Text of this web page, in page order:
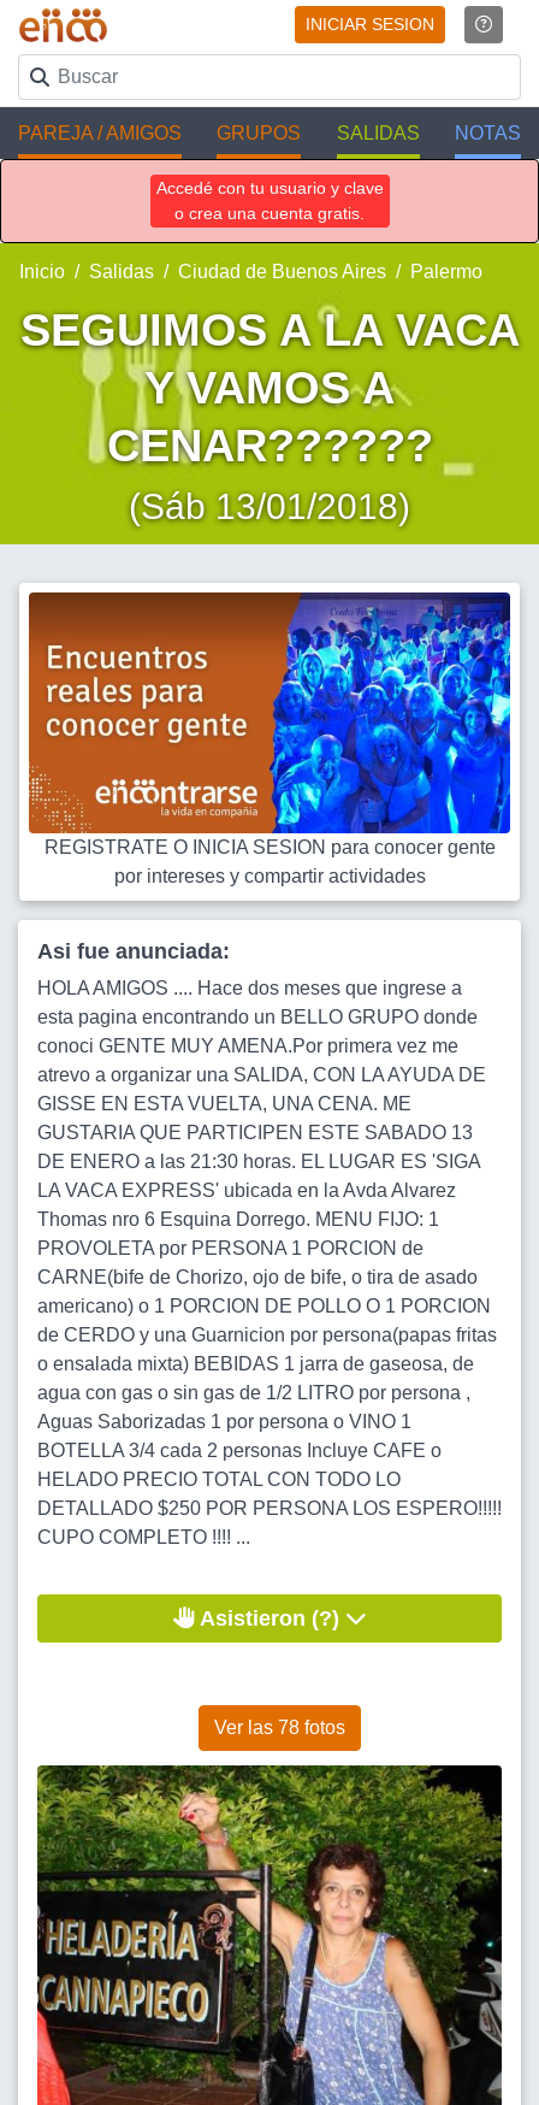
INICIAR SESION
PAREJA / AMIGOS GRUPOS SALIDAS NOTAS
Accedé con tu usuario y clave
o crea una cuenta gratis.
Inicio Salidas Ciudad de Buenos Aires Palermo
SEGUIMOS A LA VACA
Y VAMOS A
CENAR??????
(Sáb 13/01/2018)
REGISTRATE O INICIA SESION para conocer gente
por intereses y compartir actividades
Asi fue anunciada:
HOLA AMIGOS .... Hace dos meses que ingrese a
esta pagina encontrando un BELLO GRUPO donde
conoci GENTE MUY AMENA.Por primera vez me
atrevo a organizar una SALIDA, CON LA AYUDA DE
GISSE EN ESTA VUELTA, UNA CENA. ME
GUSTARIA QUE PARTICIPEN ESTE SABADO 13
DE ENERO a las 21:30 horas. EL LUGAR ES 'SIGA
LA VACA EXPRESS' ubicada en la Avda Alvarez
Thomas nro 6 Esquina Dorrego. MENU FIJO: 1
PROVOLETA por PERSONA 1 PORCION de
CARNE(bife de Chorizo, ojo de bife, o tira de asado
americano) o 1 PORCION DE POLLO O 1 PORCION
de CERDO y una Guarnicion por persona(papas fritas
o ensalada mixta) BEBIDAS 1 jarra de gaseosa, de
agua con gas o sin gas de 1/2 LITRO por persona ,
Aguas Saborizadas 1 por persona o VINO 1
BOTELLA 3/4 cada 2 personas Incluye CAFE o
HELADO PRECIO TOTAL CON TODO LO
DETALLADO $250 POR PERSONA LOS ESPERO!!!!!
CUPO COMPLETO !!!! ...
Asistieron (?)
Ver las 78 fotos